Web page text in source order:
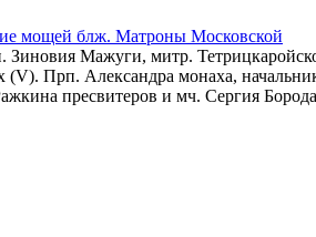
мощей блж. Матроны Московской
Зиновия Мажуги, митр.
(V). Прп. Александра монаха,
пресвитеров и мч. Сергия